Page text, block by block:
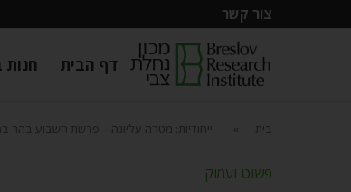
צור קשר
דף הבית
בית ייחודיות: מטרה עליונה – פרשת השבוע בהר
פשוט ועמוק